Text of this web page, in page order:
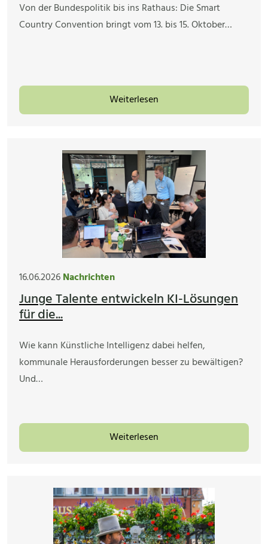
Von der Bundespolitik bis ins Rathaus: Die Smart
Country Convention bringt vom 13. bis 15. Oktober…
Weiterlesen
16.06.2026Nachrichten
Junge Talente entwickeln KI-Lösungen
für die...
Wie kann Künstliche Intelligenz dabei helfen,
kommunale Herausforderungen besser zu bewältigen?
Und…
Weiterlesen